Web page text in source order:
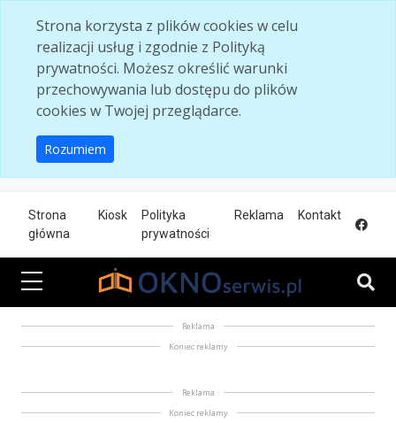
Strona korzysta z plików cookies w celu
realizacji usług i zgodnie z Polityką
prywatności. Możesz określić warunki
przechowywania lub dostępu do plików
cookies w Twojej przeglądarce.
Rozumiem
Strona
główna
Kiosk
Polityka
prywatności
Reklama Kontakt
Reklama
Koniec reklamy
Reklama
Koniec reklamy